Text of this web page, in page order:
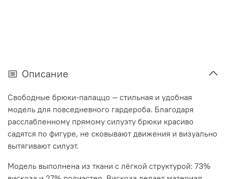
Описание
Свободные брюки-палаццо — стильная и удобная
модель для повседневного гардероба. Благодаря
расслабленному прямому силуэту брюки красиво
садятся по фигуре, не сковывают движения и визуально
вытягивают силуэт.
Модель выполнена из ткани с лёгкой структурой: 73%